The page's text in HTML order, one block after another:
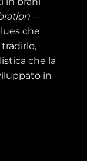
—
che
che la
in